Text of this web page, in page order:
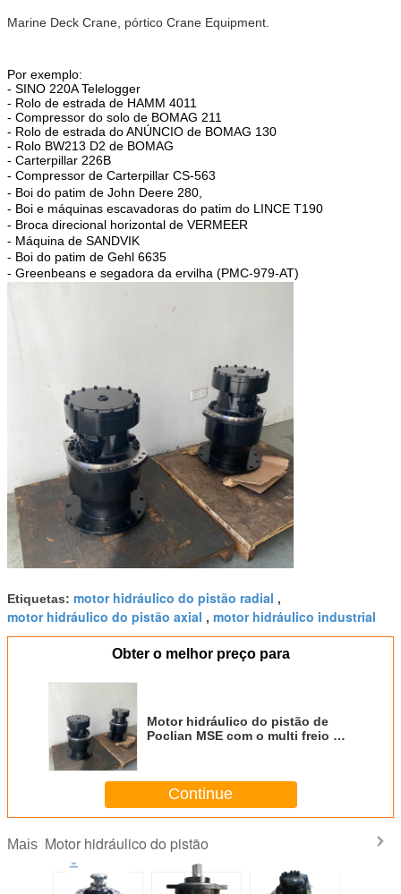
Marine Deck Crane, pórtico Crane Equipment.
Por exemplo:
- SINO 220A Telelogger
- Rolo de estrada de HAMM 4011
- Compressor do solo de BOMAG 211
- Rolo de estrada do ANÚNCIO de BOMAG 130
- Rolo BW213 D2 de BOMAG
- Carterpillar 226B
- Compressor de Carterpillar CS-563
- Boi do patim de John Deere 280,
- Boi e máquinas escavadoras do patim do LINCE T190
- Broca direcional horizontal de VERMEER
- Máquina de SANDVIK
- Boi do patim de Gehl 6635
- Greenbeans e segadora da ervilha (PMC-979-AT)
Etiquetas: motor hidráulico do pistão radial ,
motor hidráulico do pistão axial , motor hidráulico industrial
Obter o melhor preço para
Motor hidráulico do pistão de
Poclian MSE com o multi freio de
Continue
Mais Motor hidráulico do pistão